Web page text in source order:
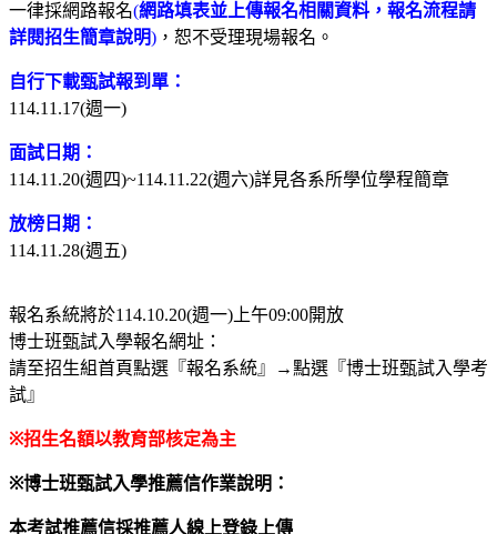
一律採網路報名(網路填表並上傳報名相關資料，報名流程請
詳閱招生簡章說明) ，恕不受理現場報名。
自行下載甄試報到單：
114.11.17(週一)
面試日期：
114.11.20(週四)~114.11.22(週六)詳見各系所學位學程簡章
放榜日期：
114.11.28(週五)
報名系統將於114.10.20(週一)上午09:00開放
博士班甄試入學報名網址：
請至招生組首頁點選『報名系統』→點選『博士班甄試入學考
試』
※招生名額以教育部核定為主
※博士班甄試入學推薦信作業說明：
本考試推薦信採推薦人線上登錄上傳